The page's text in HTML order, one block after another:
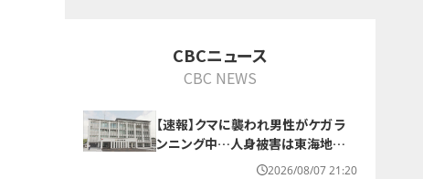
CBCニュース
CBC NEWS
【速報】クマに襲われ男性がケガ ラ
ンニング中…人身被害は東海地方で
今シーズン初めて 岐阜県高山市
2026/08/07 21:20